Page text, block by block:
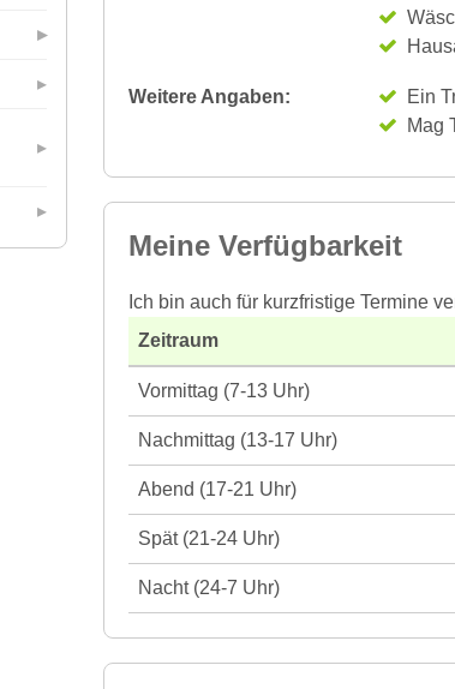
Weitere Angaben:
Ein
Mag
Meine Verfügbarkeit
Ich bin auch für kurzfristige Termine
Zeitraum
Vormittag (7-13 Uhr)
Nachmittag (13-17 Uhr)
Abend (17-21 Uhr)
Spät (21-24 Uhr)
Nacht (24-7 Uhr)